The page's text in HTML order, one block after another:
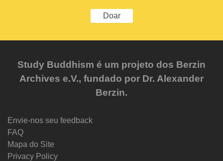
Doar
Study Buddhism é um projeto dos Berzin
Archives e.V., fundado por Dr. Alexander
Berzin.
Envie-nos seu feedback
FAQ
Mapa do Site
Privacy Policy